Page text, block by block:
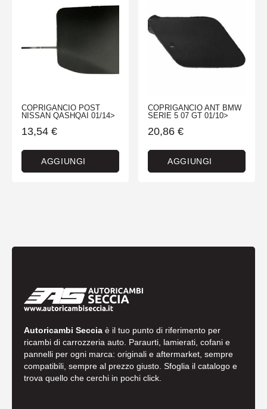
COPRIGANCIO POST
NISSAN QASHQAI 01/14>
13,54 €
AGGIUNGI
COPRIGANCIO ANT BMW
SERIE 5 07 GT 01/10>
20,86 €
AGGIUNGI
Autoricambi Seccia è il tuo punto di riferimento per
ricambi di carrozzeria auto. Paraurti, lamierati, cofani e
pannelli per ogni marca: originali e aftermarket, sempre
compatibili, sempre al prezzo giusto. Sfoglia il catalogo e
trova quello che cerchi in pochi click.